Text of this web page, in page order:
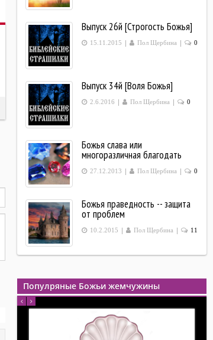
Выпуск 26й [Строгость Божья]
15.11.2015 | Пол Щербина | 0
Выпуск 34й [Воля Божья]
2.6.2016 | Пол Щербина | 0
Божья слава или
многоразличная благодать
27.12.2013 | Пол Щербина | 0
Божья праведность -- защита
от проблем
10.2.2015 | Пол Щербина | 11
Популряные Божьи жемчужины